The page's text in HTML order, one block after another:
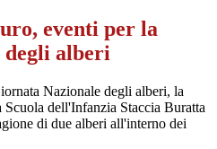
eventi per la
degli alberi
Nazionale degli alberi, la
dell'Infanzia Staccia Buratta
di due alberi all'interno dei